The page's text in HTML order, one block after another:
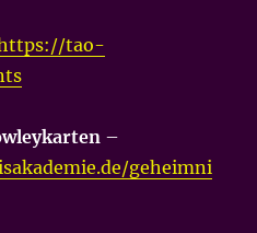
tao-
–
geheimni